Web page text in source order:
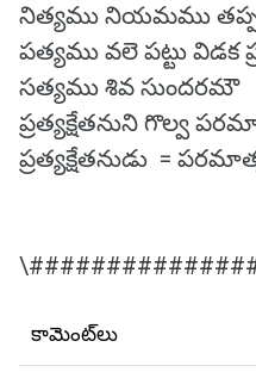
నిత్యము నియమము
పత్యము వలె పట్టు
సత్యము శివ సుందరమౌ
ప్రత్యక్షేతనుని గొల్వ
ప్రత్యక్షేతనుడు =
కామెంట్‌లు